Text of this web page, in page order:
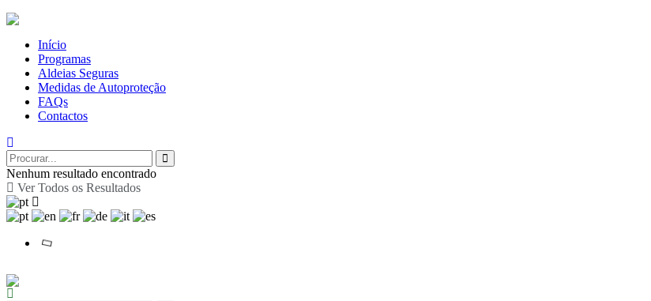
Início
Programas
Aldeias Seguras
Medidas de Autoproteção
FAQs
Contactos
Nenhum resultado encontrado
Ver Todos os Resultados